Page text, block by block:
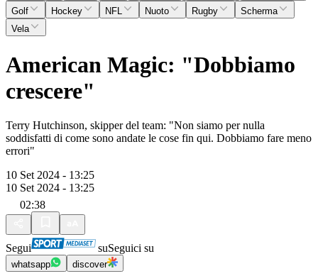
Golf
Hockey NFL Nuoto Rugby
Scherma
Vela
American Magic: "Dobbiamo
crescere"
Terry Hutchinson, skipper del team: "Non siamo per nulla
soddisfatti di come sono andate le cose fin qui. Dobbiamo fare meno
errori"
10 Set 2024 - 13:25
10 Set 2024 - 13:25
02:38
Segui suSeguici su
whatsapp discover